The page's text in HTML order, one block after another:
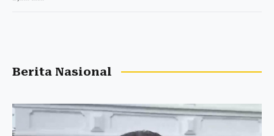
Berita Nasional